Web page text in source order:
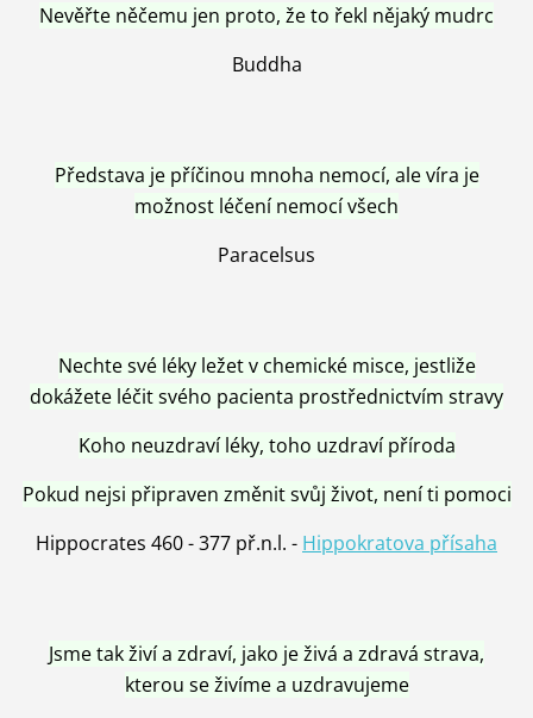
Nevěřte něčemu jen proto, že to řekl nějaký mudrc
Buddha
Představa je příčinou mnoha nemocí, ale víra je
možnost léčení nemocí všech
Paracelsus
Nechte své léky ležet v chemické misce, jestliže
dokážete léčit svého pacienta prostřednictvím stravy
Koho neuzdraví léky, toho uzdraví příroda
Pokud nejsi připraven změnit svůj život, není ti pomoci
Hippocrates 460 - 377 př.n.l. - Hippokratova přísaha
Jsme tak živí a zdraví, jako je živá a zdravá strava,
kterou se živíme a uzdravujeme